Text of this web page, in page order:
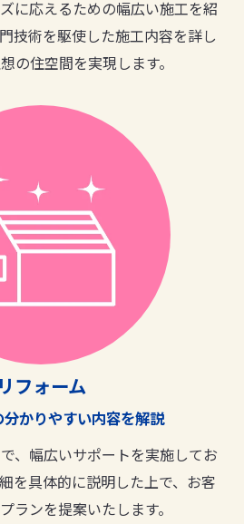
に応えるための幅広い施工を紹
技術を駆使した施工内容を詳し
の住空間を実現します。
リフォーム
かりやすい内容を解説
、幅広いサポートを実施してお
を具体的に説明した上で、お客
ランを提案いたします。